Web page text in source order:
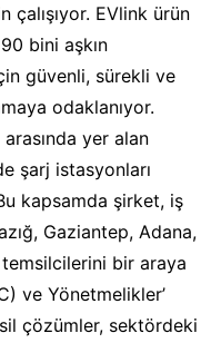
çalışıyor. EVlink ürün
bini aşkın
güvenli, sürekli ve
odaklanıyor.
yer alan
şarj istasyonları
kapsamda şirket, iş
Gaziantep, Adana,
temsilcilerini bir araya
ve Yönetmelikler’
çözümler, sektördeki